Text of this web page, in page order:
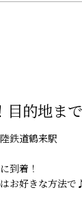
的地ま
鉄道鶴来駅
到着！
お好きな方法で